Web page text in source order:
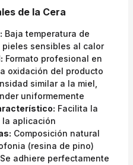
de la Cera
Baja temperatura de
sensibles al calor
Formato profesional en
oxidación del producto
similar a la miel,
uniformemente
Facilita la
aplicación
Composición natural
(resina de pino)
Se adhiere perfectamente